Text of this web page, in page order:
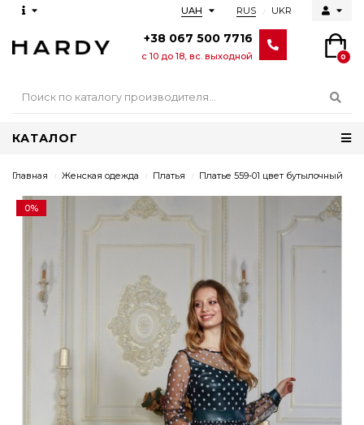
RUS UKR
UAH
+38 067 500 7716
с 10 до 18, вс. выходной 0
КАТАЛОГ
Главная Женская одежда Платья Платье 559-01 цвет бутылочный
0%